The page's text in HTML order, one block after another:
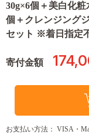
30g×6個＋美白化粧
個＋クレンジング
セット ※着日指定
寄付金額
お支払い方法： VISA・